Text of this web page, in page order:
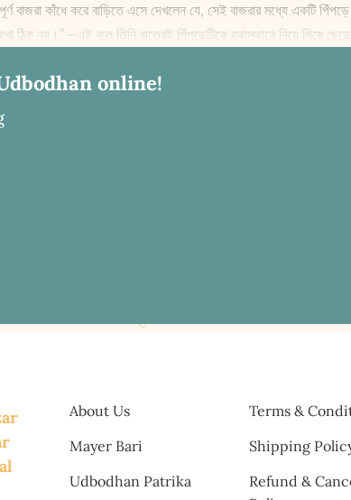
কাঁধে করে বাড়িতে এসে দেখলেন যে, সেই বাজরার মধ্যে একটি
ঠিক নয়।”—এই বলে তিনি রাত্রেই পিঁপড়েটিকে যথাস্থানে নিয়ে গিয়ে
online!
About Us
Mayer Bari
Udbodhan Patrika
Terms &
Shipping
Refund &